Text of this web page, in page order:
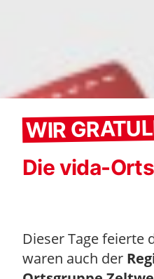
WIR
Die vida-
Dieser Tage feierte
waren auch der